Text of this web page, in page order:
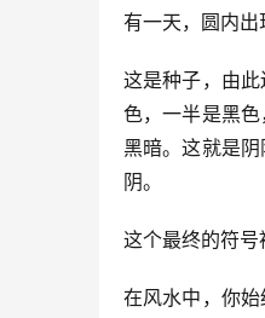
有一天，圆内出
这是种子，由
色，一半是黑
黑暗。这就是
阴。
这个最终的符号
在风水中，你